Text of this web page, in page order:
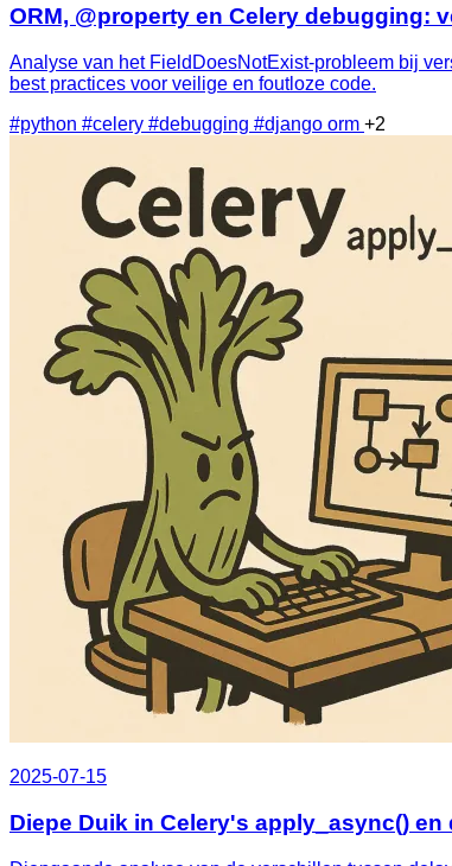
ORM, @property en Celery debugging:
Analyse van het FieldDoesNotExist‑probleem bij
best practices voor veilige en foutloze code.
#python #celery #debugging #django orm +2
2025-07-15
Diepe Duik in Celery's apply_async() en